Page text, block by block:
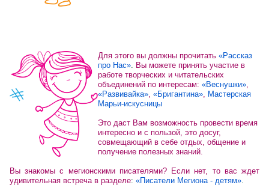
Для этого вы должны прочитать «Рассказ
про Нас». Вы можете принять участие в
работе творческих и читательских
объединений по интересам: «Веснушки»,
«Развивайка», «Бригантина», Мастерская
Марьи-искусницы
Это даст Вам возможность провести время
интересно и с пользой, это досуг,
совмещающий в себе отдых, общение и
получение полезных знаний.
Вы знакомы с мегионскими писателями? Если нет, то вас ждет
удивительная встреча в разделе: «Писатели Мегиона - детям».